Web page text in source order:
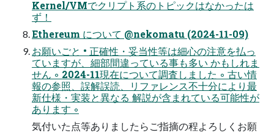
Kernel/VMでクリプト系のトピックはなかったは
ず！
Ethereum について @nekomatu (2024-11-09)
お願いごと • 正確性・妥当性等は細心の注意を払っ
ていますが、細部間違っている事も多い かもしれま
せん ◦ 2024-11現在について調査しました ◦ 古い情
報の参照、誤解誤読、リファレンス不十分により最
新仕様・実装と異なる 解説が含まれている可能性が
あります ◦
気付いた点等ありましたらご指摘の程よろしくお願